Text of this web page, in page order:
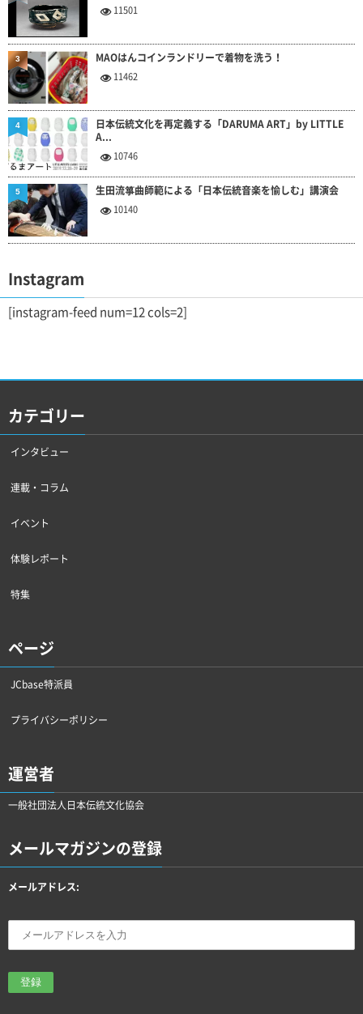
11501
MAOはんコインランドリーで着物を洗う！
11462
3
日本伝統文化を再定義する「DARUMA ART」by LITTLE
A...
10746
4
生田流箏曲師範による「日本伝統音楽を愉しむ」講演会
10140
5
Instagram
[instagram-feed num=12 cols=2]
カテゴリー
インタビュー
連載・コラム
イベント
体験レポート
特集
ページ
JCbase特派員
プライバシーポリシー
運営者
一般社団法人日本伝統文化協会
メールマガジンの登録
メールアドレス: